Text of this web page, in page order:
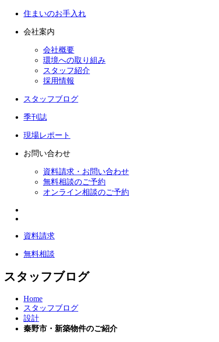
住まいのお手入れ
会社案内
会社概要
環境への取り組み
スタッフ紹介
採用情報
スタッフブログ
季刊誌
現場レポート
お問い合わせ
資料請求・お問い合わせ
無料相談のご予約
オンライン相談のご予約
資料請求
無料相談
スタッフブログ
Home
スタッフブログ
設計
秦野市・新築物件のご紹介